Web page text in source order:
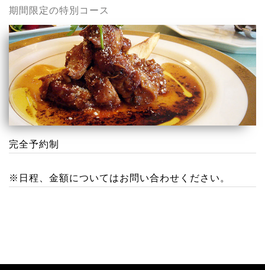
期間限定の特別コース
完全予約制
※日程、金額についてはお問い合わせください。